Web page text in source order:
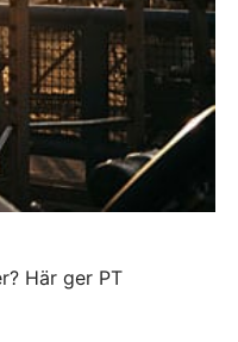
Här ger PT